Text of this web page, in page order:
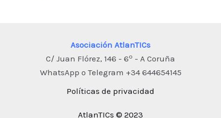
Asociación AtlanTICs
C/ Juan Flórez, 146 - 6o - A Coruña
WhatsApp o Telegram +34 644654145
Políticas de privacidad
AtlanTICs © 2023